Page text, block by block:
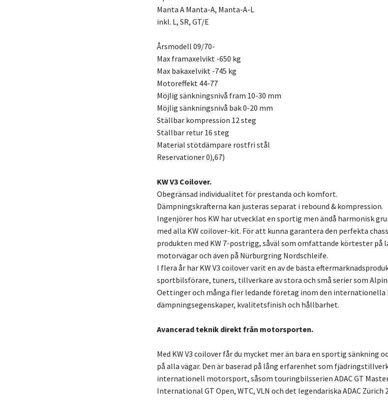
Manta A Manta-A, Manta-A-L
inkl. L, SR, GT/E
Årsmodell 09/70-
Max framaxelvikt -650 kg
Max bakaxelvikt -745 kg
Motoreffekt 44-77
Möjlig sänkningsnivå fram 10-30 mm
Möjlig sänkningsnivå bak 0-20 mm
Ställbar kompression 12 steg
Ställbar retur 16 steg
Material stötdämpare rostfri stål
Reservationer 0),67)
KW V3 Coilover.
Obegränsad individualitet för prestanda och komfort.
Dämpningskrafterna kan justeras separat i rebound & kompression.
Ingenjörer hos KW har utvecklat en sportig men ändå harmonisk
med alla KW coilover-kit. För att kunna garantera den perfekta
produkten med KW 7-postrigg, såväl som omfattande körtester på
motorvägar och även på Nürburgring Nordschleife.
I flera år har KW V3 coilover varit en av de bästa
sportbilsförare, tuners, tillverkare av stora och små serier som
Oettinger och många fler ledande företag inom den internationella
dämpningsegenskaper, kvalitetsfinish och hållbarhet.
Avancerad teknik direkt från motorsporten.
Med KW V3 coilover får du mycket mer än bara en sportig sänkning
på alla vägar. Den är baserad på lång erfarenhet som
internationell motorsport, såsom touringbilsserien ADAC GT
International GT Open, WTC, VLN och det legendariska ADAC Zürich